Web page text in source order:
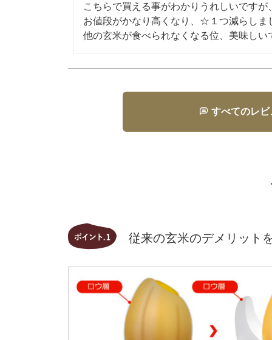
こちらで買える事がわかりうれしいです
お値段がかなり高くなり、☆１つ減らしま
他の玄米が食べられなくなる位、美味しい
すべてのレ
従来の玄米のデメリット